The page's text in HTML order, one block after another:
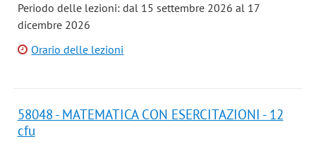
Periodo delle lezioni: dal 15 settembre 2026 al 17
dicembre 2026
Orario delle lezioni
58048 - MATEMATICA CON ESERCITAZIONI - 12
cfu